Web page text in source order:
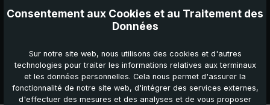
EAN:40 22973 00700 4
Consentement aux Cookies et au Traitement des
Données
Sur notre site web, nous utilisons des cookies et d'autres
technologies pour traiter les informations relatives aux terminaux
et les données personnelles. Cela nous permet d'assurer la
fonctionnalité de notre site web, d'intégrer des services externes,
d'effectuer des mesures et des analyses et de vous proposer